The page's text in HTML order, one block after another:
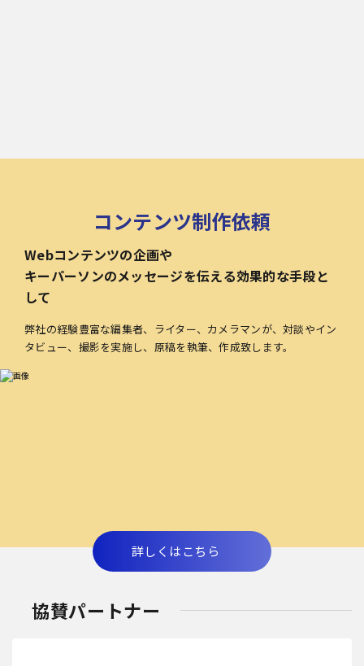
コンテンツ制作依頼
Webコンテンツの企画や
キーパーソンのメッセージを伝える効果的な手段と
して
弊社の経験豊富な編集者、ライター、カメラマンが、対談やイン
タビュー、撮影を実施し、原稿を執筆、作成致します。
詳しくはこちら
協賛パートナー